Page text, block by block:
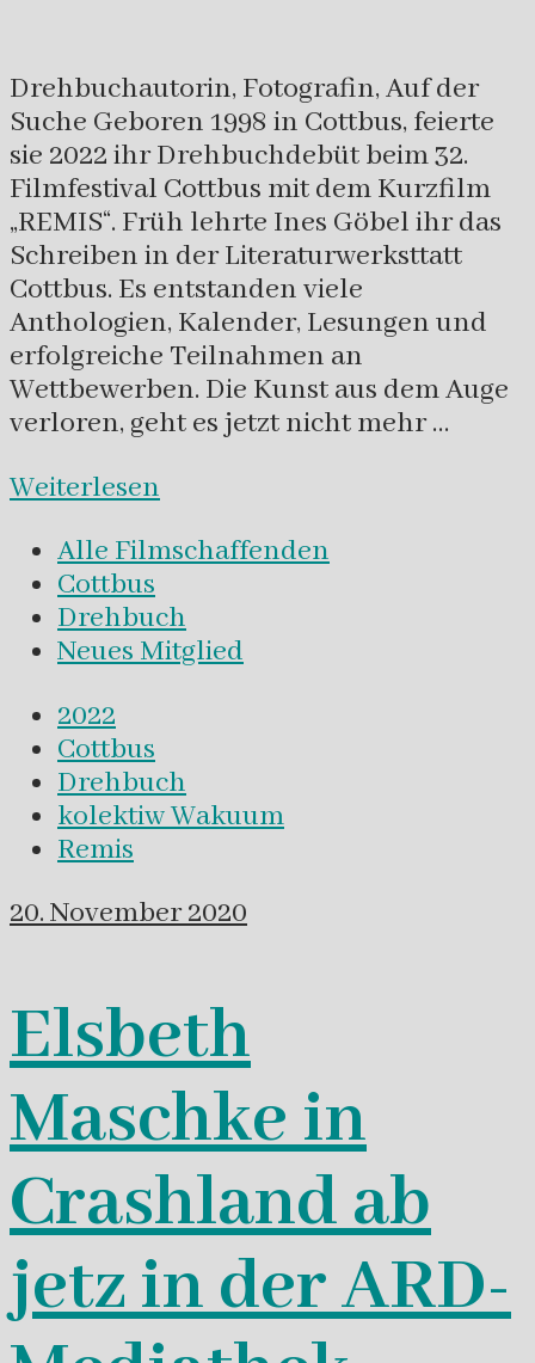
Drehbuchautorin, Fotografin, Auf der
Suche Geboren 1998 in Cottbus, feierte
sie 2022 ihr Drehbuchdebüt beim 32.
Filmfestival Cottbus mit dem Kurzfilm
„REMIS“. Früh lehrte Ines Göbel ihr das
Schreiben in der Literaturwerksttatt
Cottbus. Es entstanden viele
Anthologien, Kalender, Lesungen und
erfolgreiche Teilnahmen an
Wettbewerben. Die Kunst aus dem Auge
verloren, geht es jetzt nicht mehr …
Weiterlesen
Alle Filmschaffenden
Cottbus
Drehbuch
Neues Mitglied
2022
Cottbus
Drehbuch
kolektiw Wakuum
Remis
20. November 2020
Elsbeth
Maschke in
Crashland ab
jetz in der ARD-